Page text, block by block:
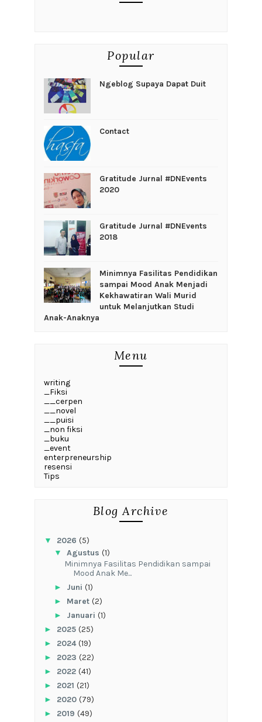
Popular
Ngeblog Supaya Dapat Duit
Contact
Gratitude Jurnal #DNEvents
2020
Gratitude Jurnal #DNEvents
2018
‎Minimnya Fasilitas Pendidikan
sampai Mood Anak Menjadi
Kekhawatiran Wali Murid
untuk Melanjutkan Studi
Anak-Anaknya
Menu
writing
_Fiksi
__cerpen
__novel
__puisi
_non fiksi
_buku
_event
enterpreneurship
resensi
Tips
Blog Archive
▼ 2026 (5)
▼ Agustus (1)
‎Minimnya Fasilitas Pendidikan sampai
Mood Anak Me...
► Juni (1)
► Maret (2)
► Januari (1)
► 2025 (25)
► 2024(19)
► 2023 (22)
► 2022 (41)
► 2021 (21)
► 2020 (79)
► 2019 (49)